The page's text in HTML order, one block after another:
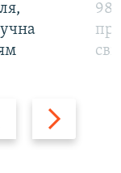
Вперед
98-